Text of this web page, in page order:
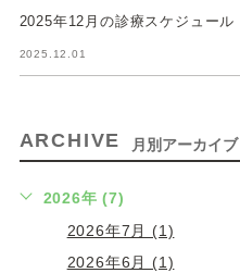
2025年12月の診療スケジュール
2025.12.01
ARCHIVE 月別アーカイブ
2026年 (7)
2026年7月 (1)
2026年6月 (1)